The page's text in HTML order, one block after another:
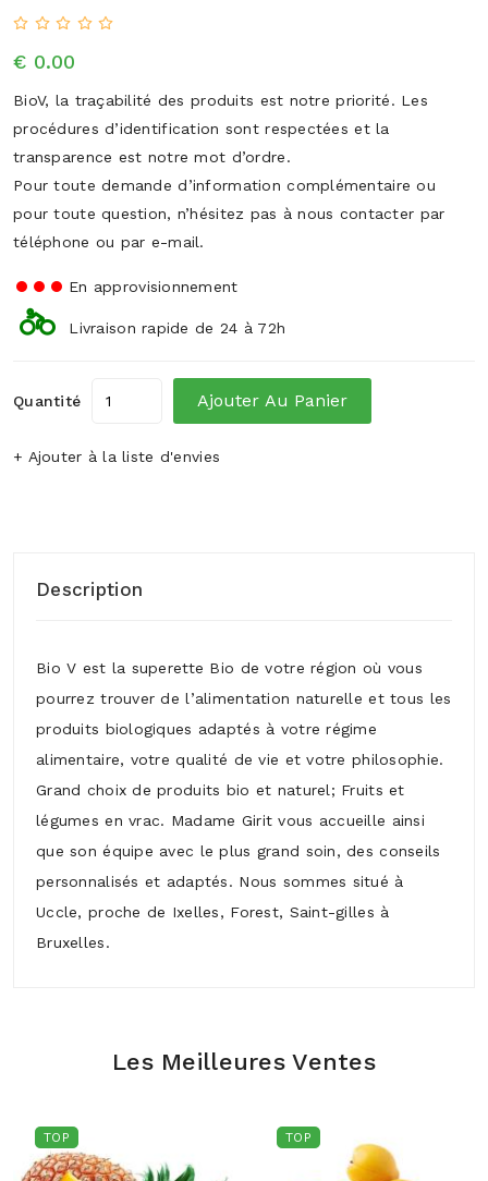
€ 0.00
BioV, la traçabilité des produits est notre priorité. Les
procédures d’identification sont respectées et la
transparence est notre mot d’ordre.
Pour toute demande d’information complémentaire ou
pour toute question, n’hésitez pas à nous contacter par
téléphone ou par e-mail.
En approvisionnement
Livraison rapide de 24 à 72h
Quantité Ajouter Au Panier
+ Ajouter à la liste d'envies
Description
Bio V est la superette Bio de votre région où vous
pourrez trouver de l’alimentation naturelle et tous les
produits biologiques adaptés à votre régime
alimentaire, votre qualité de vie et votre philosophie.
Grand choix de produits bio et naturel; Fruits et
légumes en vrac. Madame Girit vous accueille ainsi
que son équipe avec le plus grand soin, des conseils
personnalisés et adaptés. Nous sommes situé à
Uccle, proche de Ixelles, Forest, Saint-gilles à
Bruxelles.
Les Meilleures Ventes
TOP TOP